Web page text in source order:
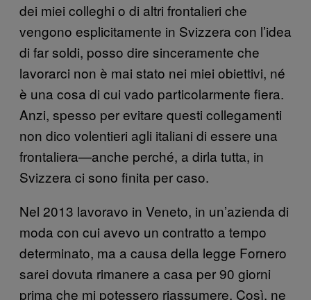
dei miei colleghi o di altri frontalieri che
vengono esplicitamente in Svizzera con l’idea
di far soldi, posso dire sinceramente che
lavorarci non è mai stato nei miei obiettivi, né
è una cosa di cui vado particolarmente fiera.
Anzi, spesso per evitare questi collegamenti
non dico volentieri agli italiani di essere una
frontaliera—anche perché, a dirla tutta, in
Svizzera ci sono finita per caso.
Nel 2013 lavoravo in Veneto, in un’azienda di
moda con cui avevo un contratto a tempo
determinato, ma a causa della legge Fornero
sarei dovuta rimanere a casa per 90 giorni
prima che mi potessero riassumere. Così, ne